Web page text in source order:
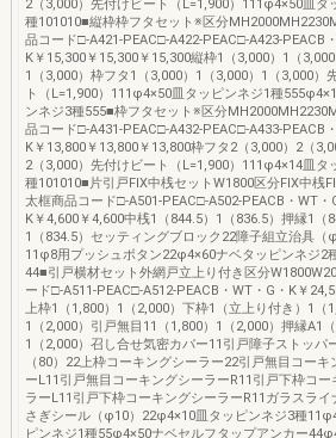
2（3,000）先付けビート（L=1,900）111φ4×50皿タ
種101010■縦枠枠フタセット※区分
品コード□-A421-PEAC□-A422-PEAC□-A423-PEACB
K￥15,300￥15,300￥15,300縦枠1（3,000）1（3,000
1（3,000）枠フタ1（3,000）1（3,000）1（3,000）
ト（L=1,900）111φ4×50皿タッピンネジ1種
ンネジ3種555■枠フタセット※区分
品コード□-A431-PEAC□-A432-PEAC□-A433-PEACB
K￥13,800￥13,800￥13,800枠フタ2（3,000）2（
2（3,000）先付けビート（L=1,900）111φ4×14皿タ
種101010■片引戸FIX中桟セットW1800区分FIX中桟
太框商品コード□-A501-PEAC□-A502-PEACB・WT・
K￥4,600￥4,600中桟1（844.5）1（836.5）押縁1（
1（834.5）セッティングブロック22障子組立治具（
11φ8用プッシュボタン22φ4×60ナベタッピンネジ2種
44■引戸横材セット外網戸立上り付き区分
ード□-A511-PEAC□-A512-PEACB・WT・G・K￥
上枠1（1,800）1（2,000）下枠1（立上り付き）1（
1（2,000）引戸無目11（1,800）1（2,000）押縁A1（
1（2,000）召し合せ気密カバー11引戸障子ストッパ
（80）22上枠コーキングシーラー22引戸無目コーキ
ーL11引戸無目コーキングシーラーR11引戸下枠コー
ラーL11引戸下枠コーキングシーラーR11ガラスライ
さぎシール（φ10）22φ4×10皿タッピンネジ3種
ピンネジ1種55φ4×50ナベセルフタップアンカー